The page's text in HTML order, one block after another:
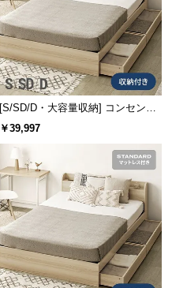
[S/SD/D・大容量収納] コンセント
機能付きベッド プレミアムマット
￥39,997